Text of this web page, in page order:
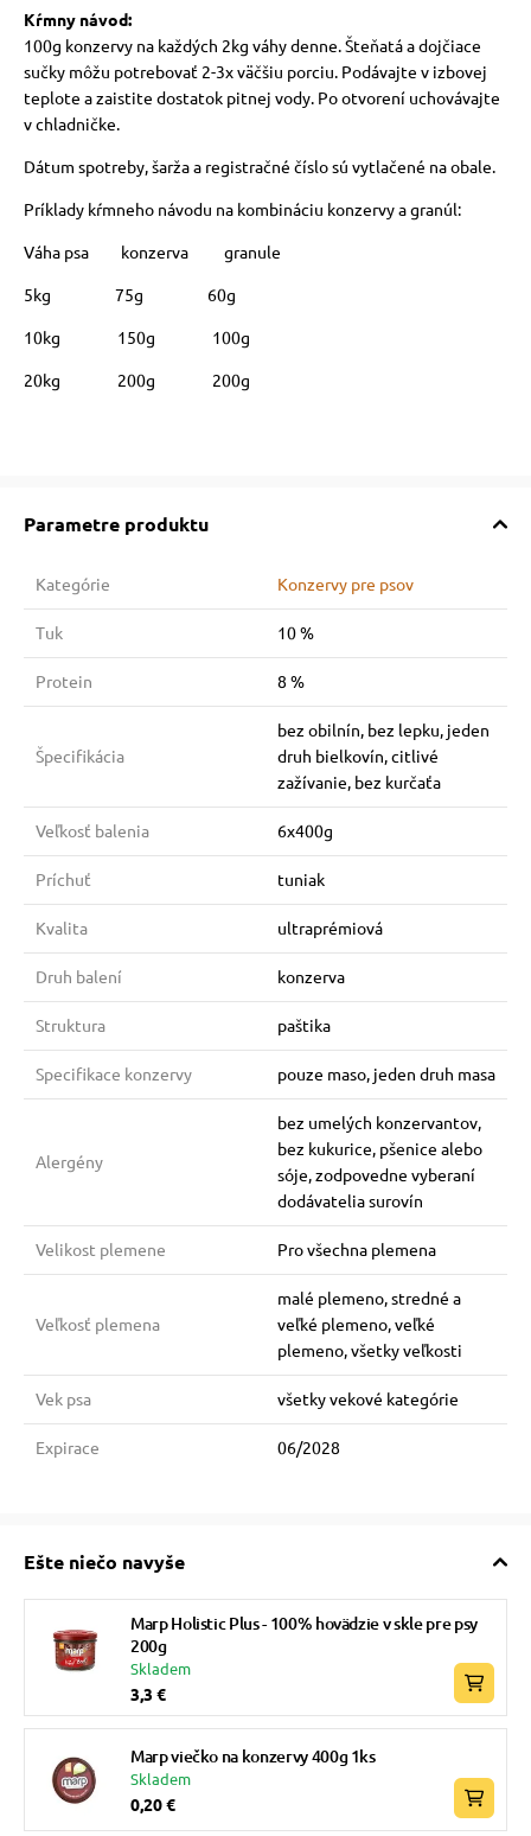
Kŕmny návod:
100g konzervy na každých 2kg váhy denne. Šteňatá a dojčiace
sučky môžu potrebovať 2-3x väčšiu porciu. Podávajte v izbovej
teplote a zaistite dostatok pitnej vody. Po otvorení uchovávajte
v chladničke.
Dátum spotreby, šarža a registračné číslo sú vytlačené na obale.
Príklady kŕmneho návodu na kombináciu konzervy a granúl:
Váha psa konzerva granule
5kg 75g 60g
10kg 150g 100g
20kg 200g 200g
Parametre produktu
Kategórie Konzervy pre psov
Tuk 10 %
Protein 8 %
Špecifikácia
bez obilnín, bez lepku, jeden
druh bielkovín, citlivé
zažívanie, bez kurčaťa
Veľkosť balenia 6x400g
Príchuť tuniak
Kvalita ultraprémiová
Druh balení konzerva
Struktura paštika
Specifikace konzervy pouze maso, jeden druh masa
Alergény
bez umelých konzervantov,
bez kukurice, pšenice alebo
sóje, zodpovedne vyberaní
dodávatelia surovín
Velikost plemene Pro všechna plemena
Veľkosť plemena
malé plemeno, stredné a
veľké plemeno, veľké
plemeno, všetky veľkosti
Vek psa všetky vekové kategórie
Expirace 06/2028
Ešte niečo navyše
Marp Holistic Plus - 100% hovädzie v skle pre psy
200g
Skladem
3,3 €
Marp viečko na konzervy 400g 1ks
Skladem
0,20 €